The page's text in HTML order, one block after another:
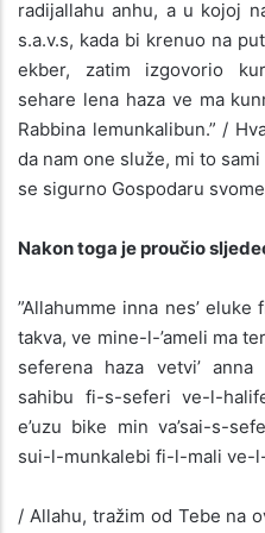
radijallahu anhu, a u kojoj
s.a.v.s, kada bi krenuo na
ekber, zatim izgovorio
sehare lena haza ve ma
Rabbina lemunkalibun.” /
da nam one služe, mi to
se sigurno Gospodaru
Nakon toga je proučio
”Allahumme inna nes’
takva, ve mine-l-’ameli ma
seferena haza vetvi’ anna
sahibu fi-s-seferi ve-l-
e’uzu bike min va’sai-s-
sui-l-munkalebi fi-l-mali ve-
/ Allahu, tražim od Tebe na